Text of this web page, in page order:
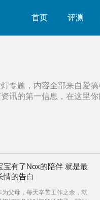
首页 评测
灯专题，内容全部来自爱
资讯的第一信息，在这里你
宝有了Nox的陪伴 就是最
情的告白
为父母，每天辛苦工作之余，就